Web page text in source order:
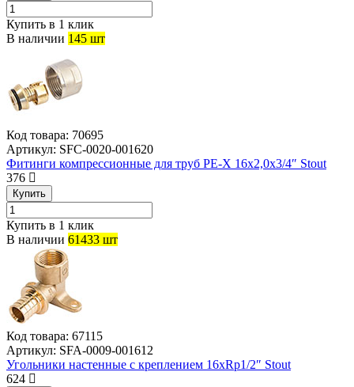
Купить в 1 клик
В наличии 145 шт
Код товара: 70695
Артикул: SFC-0020-001620
Фитинги компрессионные для труб PE-X 16х2,0х3/4″ Stout
376
Купить
Купить в 1 клик
В наличии 61433 шт
Код товара: 67115
Артикул: SFA-0009-001612
Угольники настенные с креплением 16xRp1/2″ Stout
624